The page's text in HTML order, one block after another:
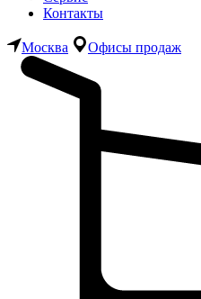
Контакты
Москва Офисы продаж